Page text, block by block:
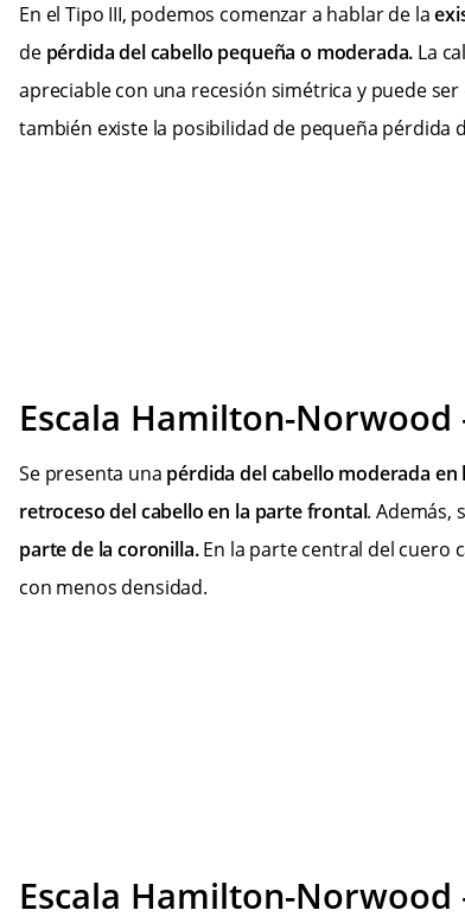
En el Tipo III, podemos comenzar a hablar de la
depérdida del cabello pequeña o moderada. La
apreciable con una recesión simétrica y puede
también existe la posibilidad de pequeña pérdida
Escala Hamilton-Norwood
Se presenta una pérdida del cabello moderada
retroceso del cabello en la parte frontal. Además,
parte de la coronilla.En la parte central del cuero
con menos densidad.
Escala Hamilton-Norwood